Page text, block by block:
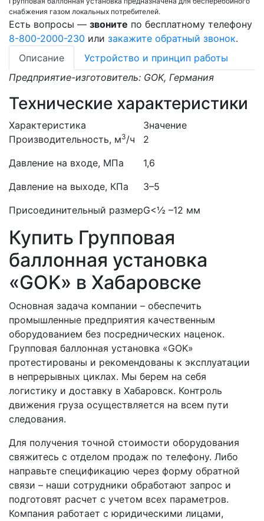
снабжения газом локальных потребителей.
Есть вопросы — звоните по бесплатному телефону
8-800-2000-230 или закажите обратный звонок.
Описание
Устройство и принцип работы
Предприятие-изготовитель: GOK, Германия
Технические характеристики
Характеристика
Значение
Производительность, м3/ч
Давление на входе, МПа
Давление на выходе, КПа
Присоединительный размер
2
1,6
3–5
G<½ –12 мм
Купить Групповая
баллонная установка
«GOK» в Хабаровске
Основная задача компании – обеспечить
промышленные предприятия качественным
оборудованием без посреднических наценок.
Групповая баллонная установка «GOK»
протестированы и рекомендованы к эксплуатации
в непрерывных циклах. Мы берем на себя
логистику и доставку в Хабаровск. Контроль
движения груза осуществляется на всем пути
следования.
Для получения точной стоимости оборудования
свяжитесь с отделом продаж по телефону. Либо
направьте спецификацию через форму обратной
связи – наши сотрудники обработают запрос и
подготовят расчет с учетом всех параметров.
Компания работает с юридическими лицами,